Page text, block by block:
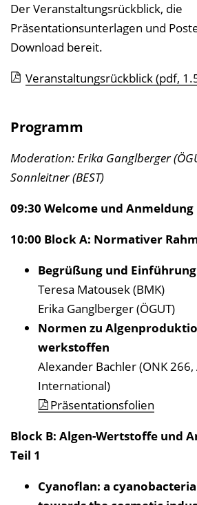
Der Veranstaltungsrückblick, die
Präsentationsunterlagen und
Download bereit.
Veranstaltungsrückblick(pdf,
Programm
Moderation: Erika Ganglberger
Sonnleitner (BEST)
09:30 Welcome und Anmeldung
10:00 Block A: Normativer
Begrüßung und Einführung
Teresa Matousek (BMK)
Erika Ganglberger (ÖGUT)
Normen zu
werkstoffen
Alexander Bachler (ONK
International)
Präsentationsfolien
Block B: Algen-Wertstoffe und
Teil 1
Cyanoflan: a